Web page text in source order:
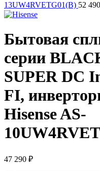
13UW4RVETG01(B) 52 490
Бытовая
серии
SUPER DC
FI,
Hisense AS-
47 290 ₽